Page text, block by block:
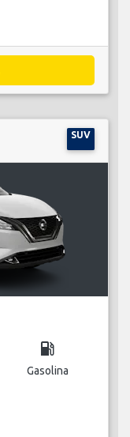
SUV
local_gas_station
Gasolina